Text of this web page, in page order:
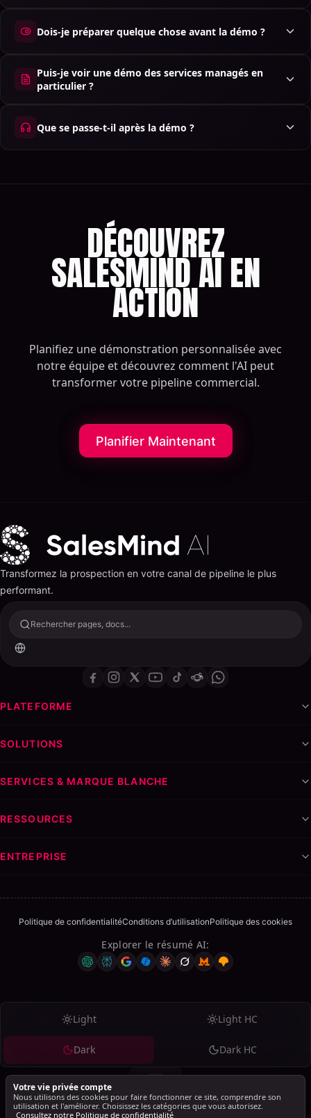
Dois-je préparer quelque chose avant la démo ?
Puis-je voir une démo des services managés en
particulier ?
Que se passe-t-il après la démo ?
DÉCOUVREZ
SALESMIND AI EN
ACTION
Planifiez une démonstration personnalisée avec
notre équipe et découvrez comment l'AI peut
transformer votre pipeline commercial.
Planifier Maintenant
Transformez la prospection en votre canal de pipeline le plus
performant.
Rechercher pages, docs...
PLATEFORME
SOLUTIONS
SERVICES & MARQUE BLANCHE
RESSOURCES
ENTREPRISE
Politique de confidentialitéConditions d’utilisationPolitique des cookies
Explorer le résumé AI:
Light Light HC
Dark Dark HC
Votre vie privée compte
Nous utilisons des cookies pour faire fonctionner ce site, comprendre son
utilisation et l'améliorer. Choisissez les catégories que vous autorisez.
Consultez notre Politique de confidentialité